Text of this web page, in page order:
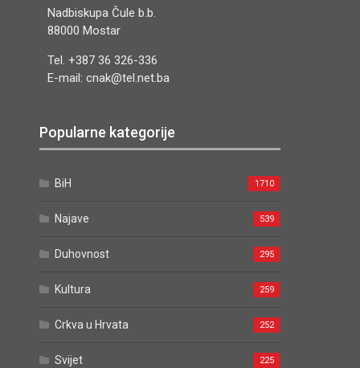
Nadbiskupa Čule b.b.
88000 Mostar
Tel. +387 36 326-336
E-mail: cnak@tel.net.ba
Popularne kategorije
BiH 1710
Najave 539
Duhovnost 295
Kultura 259
Crkva u Hrvata 252
Svijet 225